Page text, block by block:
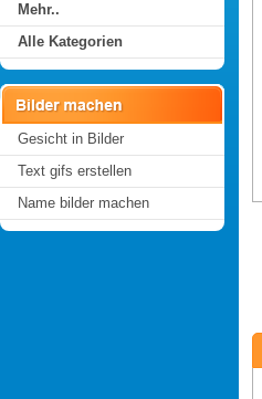
Mehr..
Alle Kategorien
Gesicht in Bilder
Text gifs erstellen
Name bilder machen